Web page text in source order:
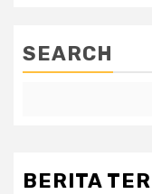
SEARCH
BERITA